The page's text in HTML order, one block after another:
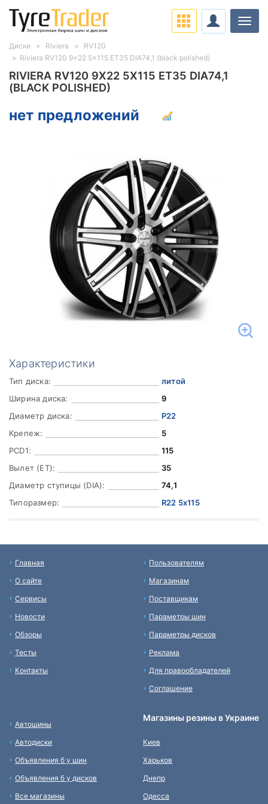
RIVIERA RV120 9X22 5X115 ET35 DIA74,1
(BLACK POLISHED)
нет предложений
Характеристики
Тип диска:
литой
Ширина диска:
9
Диаметр диска:
Р22
Крепеж:
5
PCD1:
115
Вылет (ET):
35
Диаметр ступицы (DIA):
74,1
Типоразмер:
R22 5x115
Диски Riviera
RV120
Riviera RV120 9x22 5x115 ET35 DIA74,1 (black polished)
Главная
О сайте
Сервисы
Новости
Обзоры
Тесты
Контакты
Пользователям
Магазинам
Поставщикам
Параметры шин
Параметры дисков
Реклама
Для правообладателей
Соглашение
Автошины
Автодиски
Объявления б у шин
Объявления б у дисков
Все магазины
Магазины резины в Украине
Киев
Харьков
Днепр
Одесса